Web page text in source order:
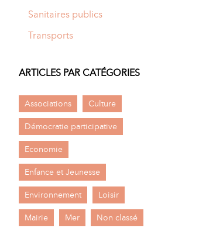
Sanitaires publics
Transports
ARTICLES PAR CATÉGORIES
Associations Culture
Démocratie participative
Economie
Enfance et Jeunesse
Environnement Loisir
Mairie Mer Non classé